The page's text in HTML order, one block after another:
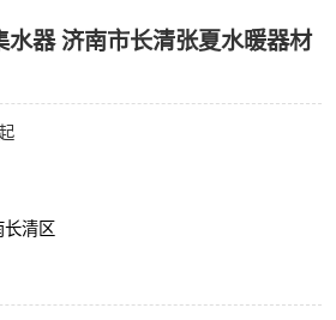
水器 济南市长清张夏水暖器材
长清区